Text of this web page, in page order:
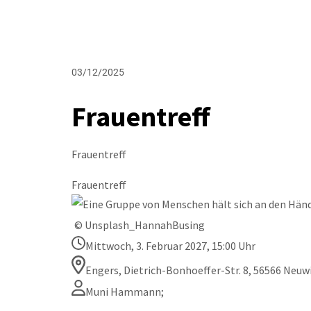
03/12/2025
Frauentreff
Frauentreff
Frauentreff
© Unsplash_HannahBusing
Mittwoch, 3. Februar 2027, 15:00 Uhr
Engers, Dietrich-Bonhoeffer-Str. 8, 56566
Muni Hammann;